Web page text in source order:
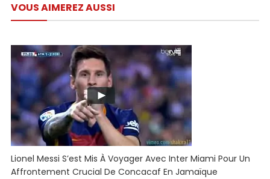
l’article
VOUS AIMEREZ AUSSI
Lionel Messi S’est Mis À Voyager Avec Inter Miami Pour Un
Affrontement Crucial De Concacaf En Jamaïque